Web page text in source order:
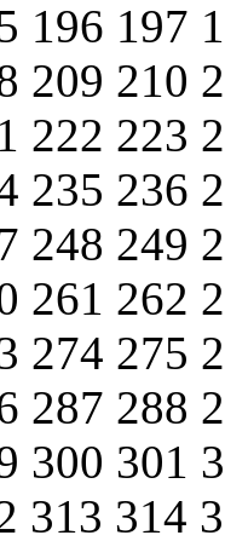
196 197
209 210
222 223
235 236
248 249
261 262
274 275
287 288
300 301
313 314